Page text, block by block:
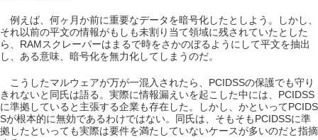
例えば、何ヶ月か前に重要なデータを暗号化したとしよう。しかし、
それ以前の平文の情報がもしも未割り当て領域に残されていたとした
ら、RAMスクレーパーはまるで時をさかのぼるようにして平文を抽出
し、ある意味、暗号化を無力化してしまうのだ。
こうしたマルウェアが万が一混入されたら、PCIDSSの保護でも守り
きれないと同氏は語る。実際に情報漏えいを起こした中には、PCIDSS
に準拠していると主張する企業も存在した。しかし、かといってPCIDS
Sが根本的に無効であるわけではない。同氏は、そもそもPCIDSSに準
拠したといっても実際は要件を満たしていないケースが多いのだと指摘